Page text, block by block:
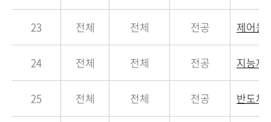
23 전체 전체 전공 제어응
24 전체 전체 전공 지능제
25 전체 전체 전공 반도체